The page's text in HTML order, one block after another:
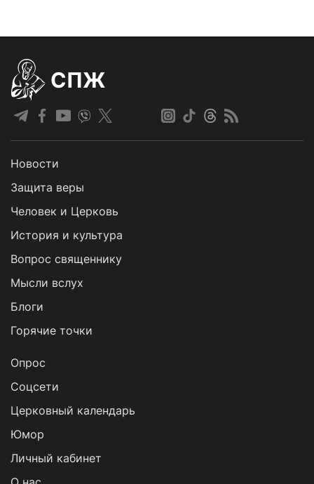
СПЖ
Новости
Защита веры
Человек и Церковь
История и культура
Вопрос священнику
Мысли вслух
Блоги
Горячие точки
Опрос
Cоцсети
Церковный календарь
Юмор
Личный кабинет